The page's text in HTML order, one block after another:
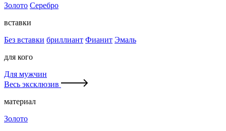
Золото Серебро
вставки
Без вставки бриллиант Фианит Эмаль
для кого
Для мужчин
Весь эксклюзив
материал
Золото